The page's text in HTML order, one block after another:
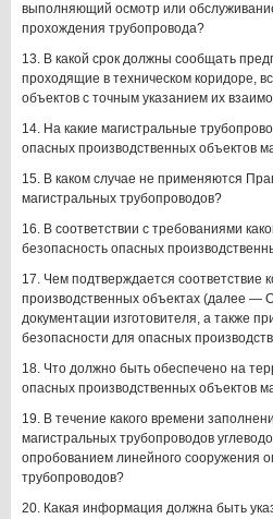
выполняющий осмотр или
прохождения трубопровода?
13. В какой срок должны сообщать
проходящие в техническом коридоре,
объектов с точным указанием их
14. На какие магистральные
опасных производственных объектов
15. В каком случае не применяются
магистральных трубопроводов?
16. В соответствии с требованиями
безопасность опасных
17. Чем подтверждается соответствие
производственных объектах (далее —
документации изготовителя, а также
безопасности для опасных
18. Что должно быть обеспечено на
опасных производственных объектов
19. В течение какого времени
магистральных трубопроводов
опробованием линейного сооружения
трубопроводов?
20. Какая информация должна быть